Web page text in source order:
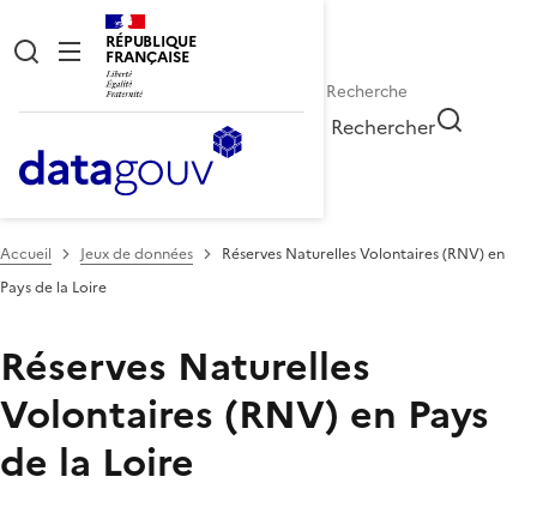
RÉPUBLIQUE
FRANÇAISE
Rechercher
Accueil Jeux de données
Réserves Naturelles Volontaires (RNV) en
Pays de la Loire
Réserves Naturelles
Volontaires (RNV) en Pays
de la Loire